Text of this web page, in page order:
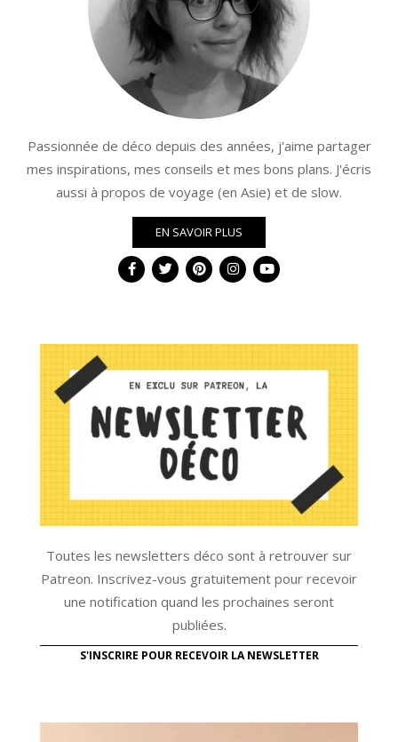
Passionnée de déco depuis des années, j'aime partager
mes inspirations, mes conseils et mes bons plans. J'écris
aussi à propos de voyage (en Asie) et de slow.
EN SAVOIR PLUS
Toutes les newsletters déco sont à retrouver sur
Patreon. Inscrivez-vous gratuitement pour recevoir
une notification quand les prochaines seront
publiées.
S'INSCRIRE POUR RECEVOIR LA NEWSLETTER